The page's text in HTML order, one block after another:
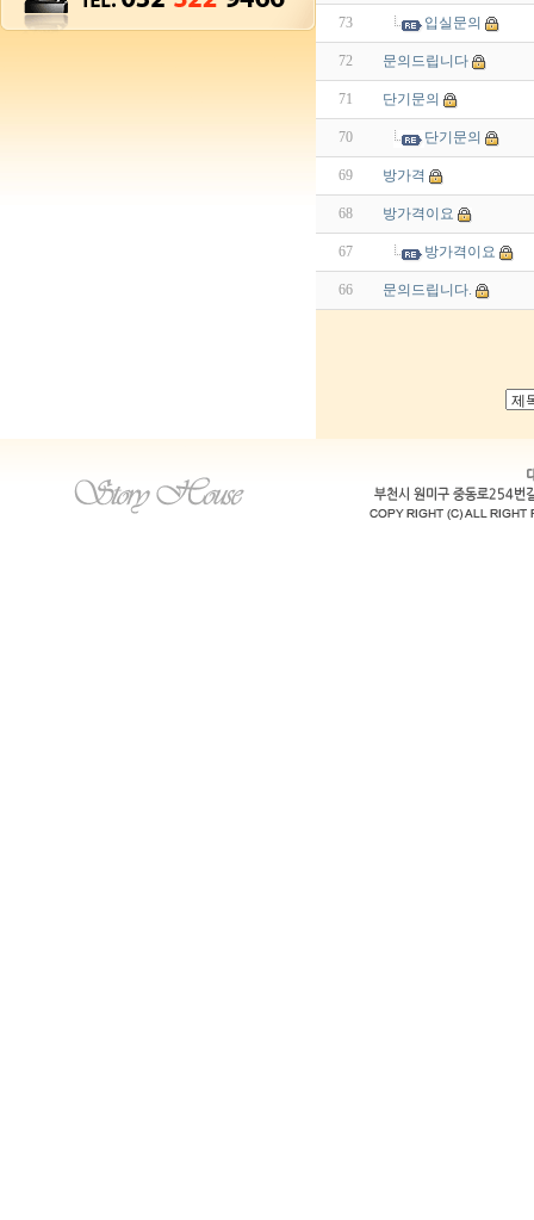
73 입실문의
72 문의드립니다
71 단기문의
70 단기문의
69 방가격
68 방가격이요
67 방가격이요
66 문의드립니다.